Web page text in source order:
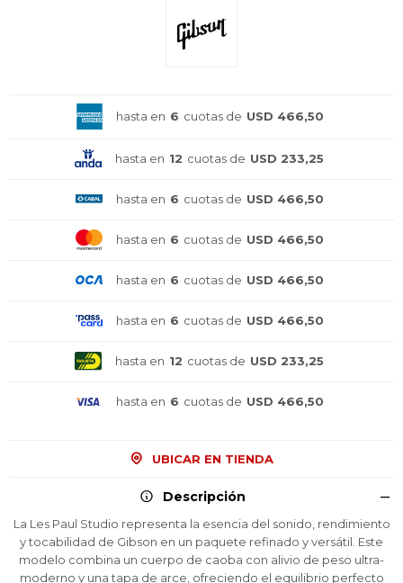
hasta en 6 cuotas de USD 466,50
hasta en 12 cuotas de USD 233,25
hasta en 6 cuotas de USD 466,50
hasta en 6 cuotas de USD 466,50
hasta en 6 cuotas de USD 466,50
hasta en 6 cuotas de USD 466,50
hasta en 12 cuotas de USD 233,25
hasta en 6 cuotas de USD 466,50
UBICAR EN TIENDA
Descripción
La Les Paul Studio representa la esencia del sonido, rendimiento
y tocabilidad de Gibson en un paquete refinado y versátil. Este
modelo combina un cuerpo de caoba con alivio de peso ultra-
moderno y una tapa de arce, ofreciendo el equilibrio perfecto
¡Sumate a la forma más ágil de
¡Sumate a la forma más ágil de
¡Sumate a la forma más ágil de